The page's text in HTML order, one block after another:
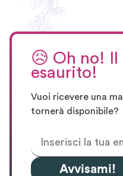
😥 Oh no!
esaurito!
Vuoi ricevere una
tornerà disponibile?
Avvisami!